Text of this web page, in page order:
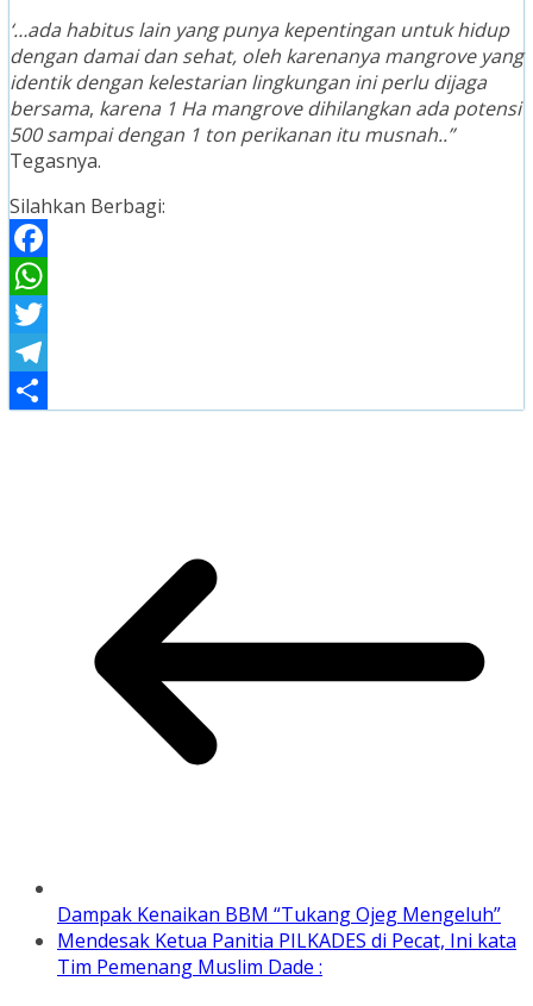
‘…ada habitus lain yang punya kepentingan untuk hidup
dengan damai dan sehat, oleh karenanya mangrove yang
identik dengan kelestarian lingkungan ini perlu dijaga
bersama, karena 1 Ha mangrove dihilangkan ada potensi
500 sampai dengan 1 ton perikanan itu musnah..”
Tegasnya.
Silahkan Berbagi:
Facebook
WhatsApp
Twitter
Telegram
Dampak Kenaikan BBM “Tukang Ojeg Mengeluh”
Mendesak Ketua Panitia PILKADES di Pecat, Ini kata
Tim Pemenang Muslim Dade :